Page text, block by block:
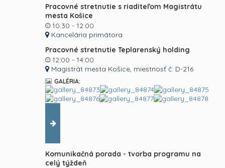
Pracovné stretnutie s riaditeľom Magistrátu
mesta Košice
10:30 - 12:00
Kancelária primátora
Pracovné stretnutie Teplarenský holding
12:00 - 14:00
Magistrát mesta Košice, miestnosť č. D-216
GALÉRIA:
Komunikačná porada - tvorba programu na
celý týždeň